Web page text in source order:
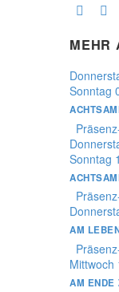
MEHR
Sonntag
Sonntag
AM
Mittwoch
AM ENDE